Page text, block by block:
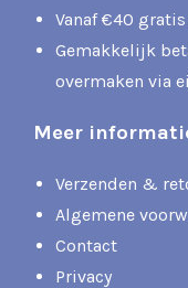
Vanaf €40
Gemakkelijk
overmaken via
Meer
Verzenden &
Algemene
Contact
Privacy